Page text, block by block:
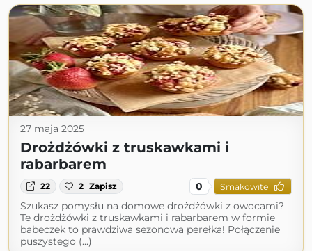
27 maja 2025
Drożdżówki z truskawkami i
rabarbarem
22 2 Zapisz 0 Smakowite
Szukasz pomysłu na domowe drożdżówki z owocami?
Te drożdżówki z truskawkami i rabarbarem w formie
babeczek to prawdziwa sezonowa perełka! Połączenie
puszystego (...)